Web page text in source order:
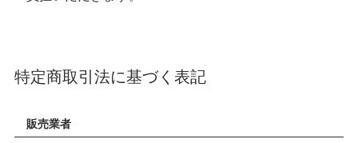
特定商取引法に基づく表記
販売業者